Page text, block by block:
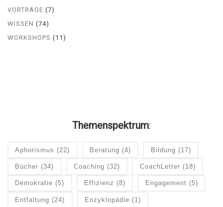
VORTRÄGE (7)
WISSEN (74)
WORKSHOPS (11)
Themenspektrum:
Aphorismus (22) Beratung (4) Bildung (17)
Bücher (34) Coaching (32) CoachLetter (18)
Demokratie (5) Effizienz (8) Engagement (5)
Entfaltung (24) Enzyklopädie (1)